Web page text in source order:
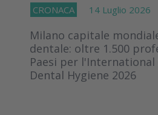
CRONACA 14 Luglio 2026
Milano capitale
dentale: oltre 1.500
Paesi per l'International
Dental Hygiene 2026